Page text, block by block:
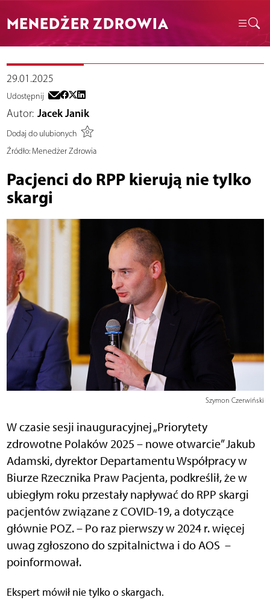
MENEDŻER ZDROWIA
29.01.2025
Udostępnij
Autor: Jacek Janik
Dodaj do ulubionych
Źródło:Menedżer Zdrowia
Pacjenci do RPP kierują nie tylko
skargi
Szymon Czerwiński
W czasie sesji inauguracyjnej „Priorytety
zdrowotne Polaków 2025 – nowe otwarcie” Jakub
Adamski, dyrektor Departamentu Współpracy w
Biurze Rzecznika Praw Pacjenta, podkreślił, że w
ubiegłym roku przestały napływać do RPP skargi
pacjentów związane z COVID-19, a dotyczące
głównie POZ. – Po raz pierwszy w 2024 r. więcej
uwag zgłoszono do szpitalnictwa i do AOS –
poinformował.
Ekspert mówił nie tylko o skargach.